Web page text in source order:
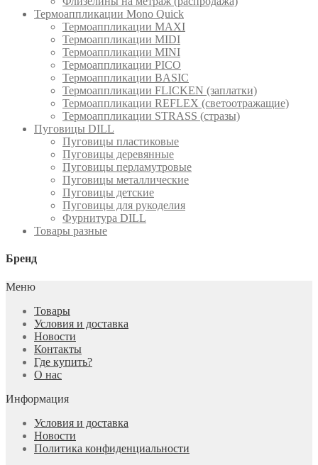
Термоаппликации Mono Quick
Термоаппликации MAXI
Термоаппликации MIDI
Термоаппликации MINI
Термоаппликации PICO
Термоаппликации BASIC
Термоаппликации FLICKEN (заплатки)
Термоаппликации REFLEX (светоотражащие)
Термоаппликации STRASS (стразы)
Пуговицы DILL
Пуговицы пластиковые
Пуговицы деревянные
Пуговицы перламутровые
Пуговицы металлические
Пуговицы детские
Пуговицы для рукоделия
Фурнитура DILL
Товары разные
Бренд
Меню
Товары
Условия и доставка
Новости
Контакты
Где купить?
О нас
Информация
Условия и доставка
Новости
Политика конфиденциальности